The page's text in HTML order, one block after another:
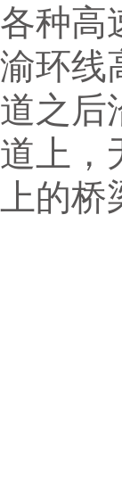
各种高
渝环线
道之后
道上，
上的